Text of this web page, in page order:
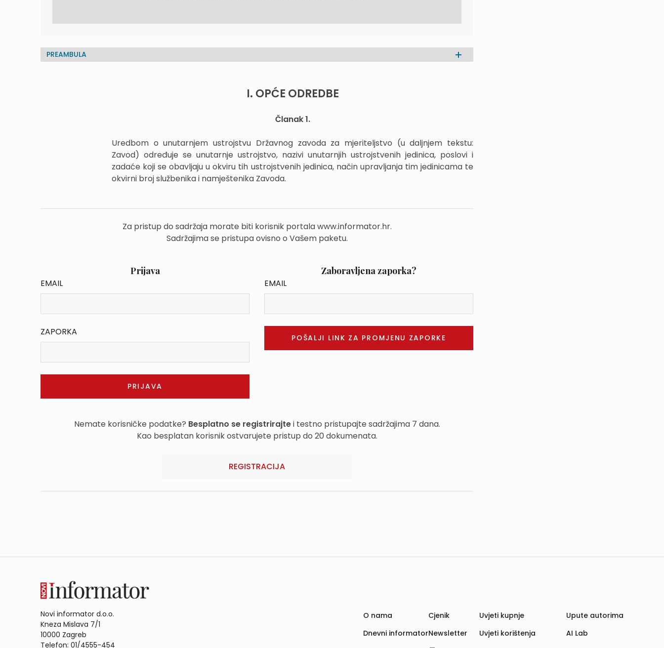
PREAMBULA
I. OPĆE ODREDBE
Članak 1.
Uredbom o unutarnjem ustrojstvu Državnog zavoda za mjeriteljstvo (u daljnjem tekstu:
Zavod) određuje se unutarnje ustrojstvo, nazivi unutarnjih ustrojstvenih jedinica, poslovi i
zadaće koji se obavljaju u okviru tih ustrojstvenih jedinica, način upravljanja tim jedinicama te
okvirni broj službenika i namještenika Zavoda.
Za pristup do sadržaja morate biti korisnik portala www.informator.hr.
Sadržajima se pristupa ovisno o Vašem paketu.
Prijava
EMAIL
ZAPORKA
Zaboravljena zaporka?
EMAIL
Nemate korisničke podatke? Besplatno se registrirajtei testno pristupajte sadržajima 7 dana.
Kao besplatan korisnik ostvarujete pristup do 20 dokumenata.
REGISTRACIJA
Novi informator d.o.o.
Kneza Mislava 7/1
10000 Zagreb
Telefon: 01/4555-454
O nama
Dnevni informator
Cjenik
Newsletter
Uvjeti kupnje
Uvjeti korištenja
Upute autorima
AI Lab